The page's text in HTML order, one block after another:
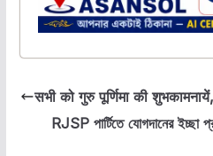
सभी को गुरु पूर्णिमा की
RJSP পার্টিতে যোগদানের ইচ্ছা